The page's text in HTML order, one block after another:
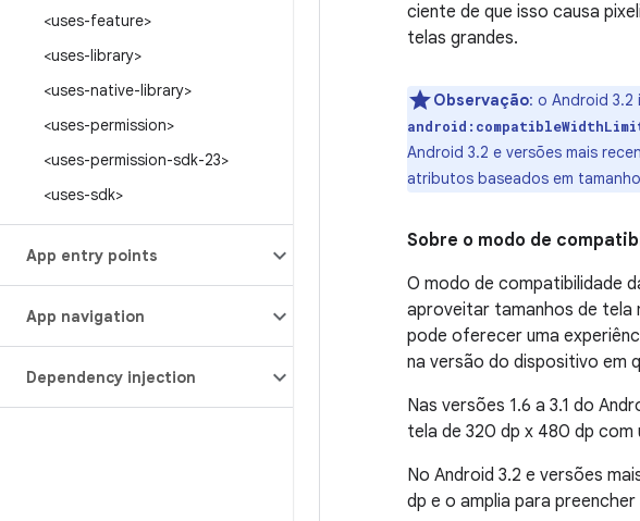
<uses-feature>
<uses-library>
<uses-native-library>
<uses-permission>
<uses-permission-sdk-23>
<uses-sdk>
App entry points
App navigation
Dependency injection
ciente de que isso causa
telas grandes.
Observação: o Android
Android 3.2 e versões mais
atributos baseados em
Sobre o modo de
O modo de compatibilidade
aproveitar tamanhos de tela
pode oferecer uma
na versão do dispositivo em
Nas versões 1.6 a 3.1 do
tela de 320 dp x 480 dp
No Android 3.2 e versões
dp e o amplia para